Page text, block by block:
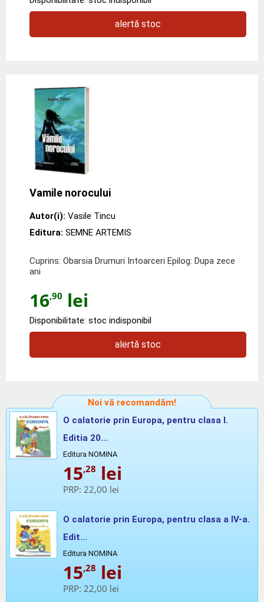
alertă stoc
Vamile norocului
Autor(i): Vasile Tincu
Editura: SEMNE ARTEMIS
Cuprins: Obarsia Drumuri Intoarceri Epilog: Dupa zece
ani
16,90 lei
Disponibilitate: stoc indisponibil
alertă stoc
Noi vă recomandăm!
O calatorie prin Europa, pentru clasa I.
Editia 20...
Editura NOMINA
15,28 lei
PRP: 22,00 lei
O calatorie prin Europa, pentru clasa a IV-a.
Edit...
Editura NOMINA
15,28 lei
PRP: 22,00 lei